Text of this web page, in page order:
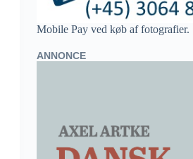
Mobile Pay ved køb af fotografier.
ANNONCE